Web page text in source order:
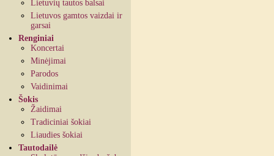
Lietuvių tautos balsai
Lietuvos gamtos vaizdai ir
garsai
Renginiai
Koncertai
Minėjimai
Parodos
Vaidinimai
Šokis
Žaidimai
Tradiciniai šokiai
Liaudies šokiai
Tautodailė